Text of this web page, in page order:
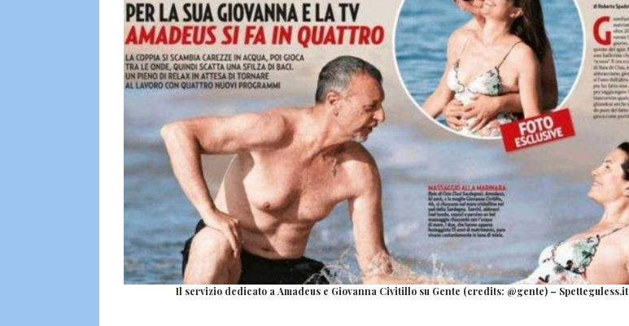
Il servizio dedicato a Amadeus e Giovanna Civitillo su Gente (credits: @gente) – Spetteguless.it